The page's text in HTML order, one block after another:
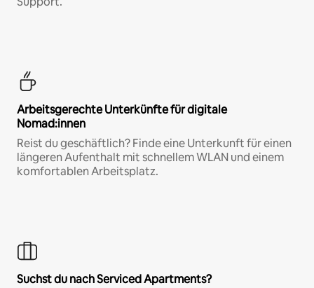
Arbeitsgerechte Unterkünfte für digitale
Nomad:innen
Reist du geschäftlich? Finde eine Unterkunft für einen
längeren Aufenthalt mit schnellem WLAN und einem
komfortablen Arbeitsplatz.
Suchst du nach Serviced Apartments?